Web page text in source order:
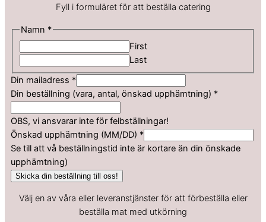
Fyll i formuläret för att beställa catering
Namn *
First
Last
b
e
t
ä
l
l
n
Din mailadress *
Din beställning (vara, antal, önskad upphämtning) *
OBS, vi ansvarar inte för felbställningar!
Önskad upphämtning (MM/DD) *
Se till att vå beställningstid inte är kortare än din önskade
upphämtning)
Skicka din beställning till oss!
Välj en av våra eller leveranstjänster för att förbeställa eller
beställa mat med utkörning